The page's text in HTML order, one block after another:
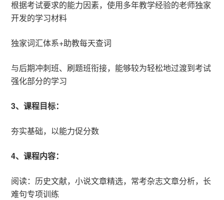
根据考试要求的能力因素，使用多年教学经验的老师独家
开发的学习材料
独家词汇体系+助教每天查词
与后期冲刺班、刷题班衔接，能够较为轻松地过渡到考试
强化部分的学习
3、课程目标：
夯实基础，以能力促分数
4、课程内容：
阅读：历史文献，小说文章精选，常考杂志文章分析，长
难句专项训练